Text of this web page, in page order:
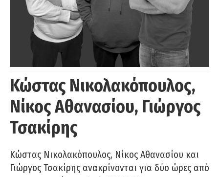
Κώστας Νικολακόπουλος,
Νίκος Αθανασίου, Γιώργος
Τσακίρης
Κώστας Νικολακόπουλος, Νίκος Αθανασίου και
Γιώργος Τσακίρης ανακρίνονται για δύο ώρες από